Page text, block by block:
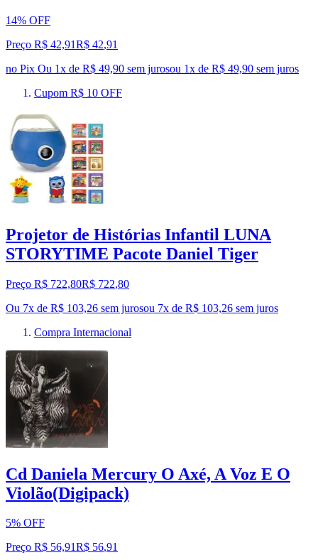
14% OFF
Preço R$ 42,91R$ 42,91
no Pix Ou 1x de R$ 49,90 sem jurosou 1x de R$ 49,90 sem juros
Cupom R$ 10 OFF
Projetor de Histórias Infantil LUNA
STORYTIME Pacote Daniel Tiger
Preço R$ 722,80R$ 722,80
Ou 7x de R$ 103,26 sem jurosou 7x de R$ 103,26 sem juros
Compra Internacional
Cd Daniela Mercury O Axé, A Voz E O
Violão(Digipack)
5% OFF
Preço R$ 56,91R$ 56,91